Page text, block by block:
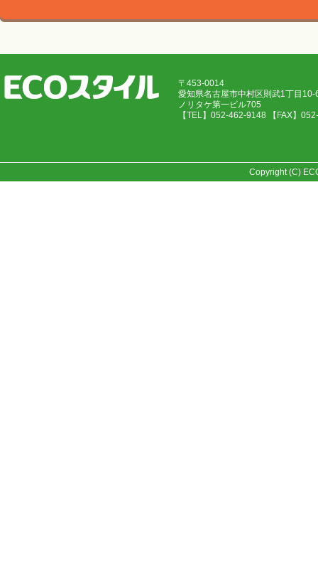
〒453-0014
愛知県名古屋市中村区則武1丁目
ノリタケ第一ビル705
【TEL】052-462-9148 【FAX】
Copyright (C)